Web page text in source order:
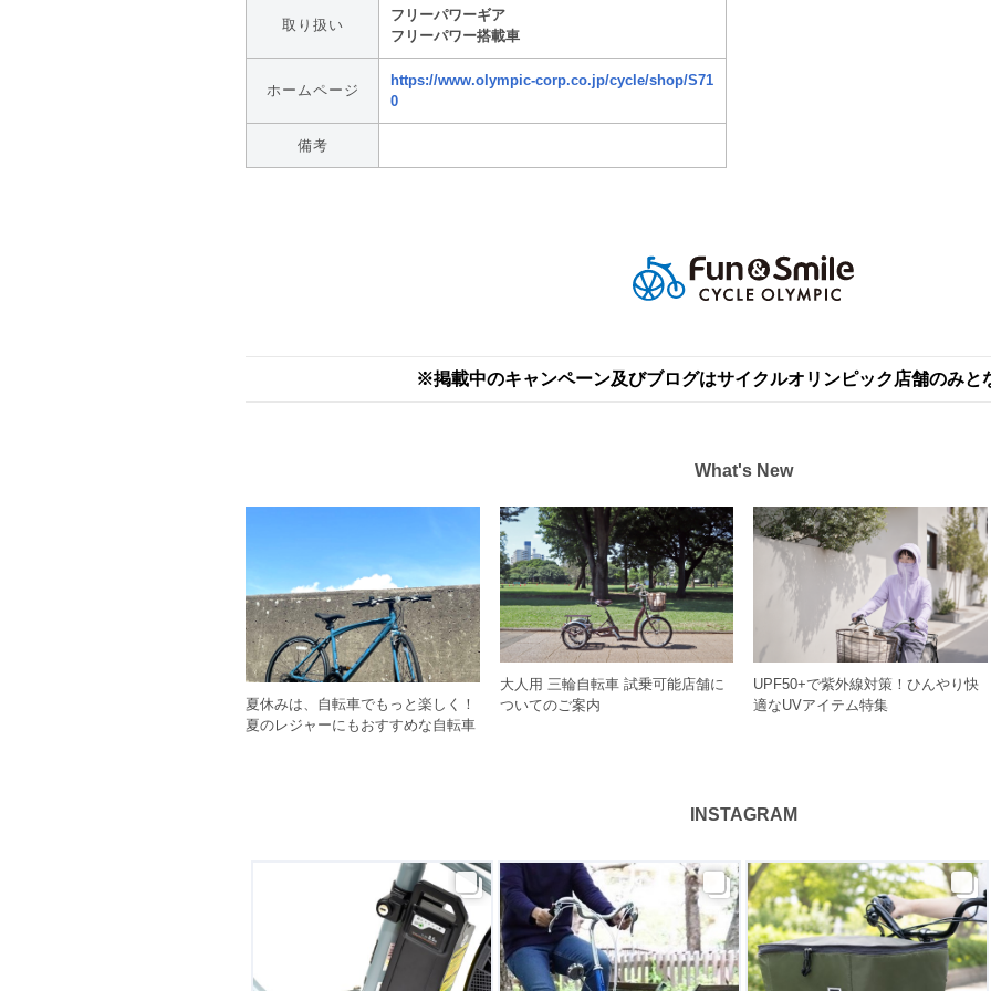
取り扱い
フリーパワーギア
フリーパワー搭載車
ホームページ
https://www.olympic-corp.co.jp/cycle/shop/S71
0
備考
※掲載中のキャンペーン及びブログはサイクルオリンピック店舗のみと
What's New
夏休みは、自転車でもっと楽しく！
夏のレジャーにもおすすめな自転車
大人用 三輪自転車 試乗可能店舗に
ついてのご案内
UPF50+で紫外線対策！ひんやり快
適なUVアイテム特集
INSTAGRAM